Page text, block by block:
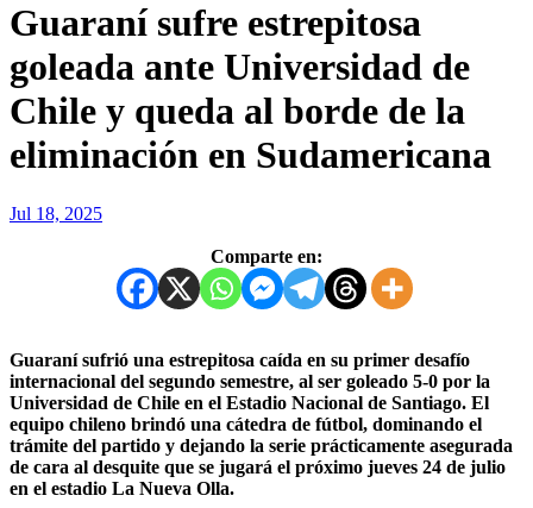
Guaraní sufre estrepitosa
goleada ante Universidad de
Chile y queda al borde de la
eliminación en Sudamericana
Jul 18, 2025
Comparte en:
Guaraní sufrió una estrepitosa caída en su primer desafío
internacional del segundo semestre, al ser goleado 5-0 por la
Universidad de Chile en el Estadio Nacional de Santiago. El
equipo chileno brindó una cátedra de fútbol, dominando el
trámite del partido y dejando la serie prácticamente asegurada
de cara al desquite que se jugará el próximo jueves 24 de julio
en el estadio La Nueva Olla.